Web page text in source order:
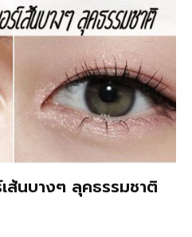
ส้นบางๆ ลุคธรรมชาติ